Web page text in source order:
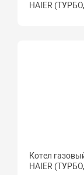
HAIER
Котел
HAIER